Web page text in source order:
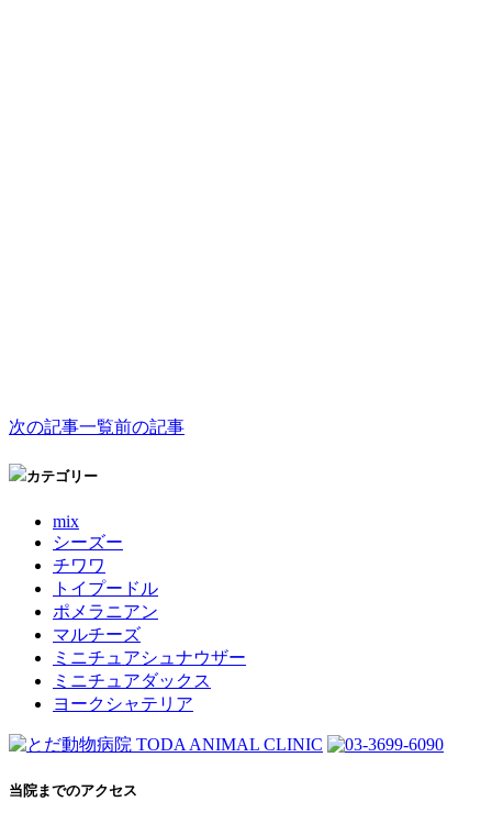
次の記事一覧前の記事
カテゴリー
mix
シーズー
チワワ
トイプードル
ポメラニアン
マルチーズ
ミニチュアシュナウザー
ミニチュアダックス
ヨークシャテリア
当院までのアクセス